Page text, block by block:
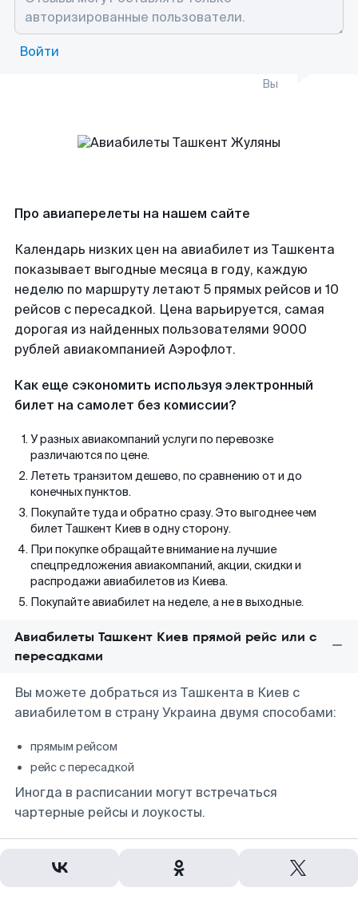
Войти
Вы
Про авиаперелеты на нашем сайте
Календарь низких цен на авиабилет из Ташкента
показывает выгодные месяца в году, каждую
неделю по маршруту летают 5 прямых рейсов и 10
рейсов с пересадкой. Цена варьируется, самая
дорогая из найденных пользователями 9000
рублей авиакомпанией Аэрофлот.
Как еще сэкономить используя электронный
билет на самолет без комиссии?
У разных авиакомпаний услуги по перевозке
различаются по цене.
Лететь транзитом дешево, по сравнению от и до
конечных пунктов.
Покупайте туда и обратно сразу. Это выгоднее чем
билет Ташкент Киев в одну сторону.
При покупке обращайте внимание на лучшие
спецпредложения авиакомпаний, акции, скидки и
распродажи авиабилетов из Киева.
Покупайте авиабилет на неделе, а не в выходные.
Авиабилеты Ташкент Киев прямой рейс или с
пересадками
Вы можете добраться из Ташкента в Киев с
авиабилетом в страну Украина двумя способами:
прямым рейсом
рейс с пересадкой
Иногда в расписании могут встречаться
чартерные рейсы и лоукосты.